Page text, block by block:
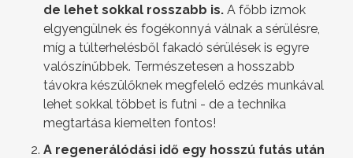
de lehet sokkal rosszabb is. A főbb izmok
elgyengülnek és fogékonnyá válnak a sérülésre,
míg a túlterhelésből fakadó sérülések is egyre
valószínűbbek. Természetesen a hosszabb
távokra készülőknek megfelelő edzés munkával
lehet sokkal többet is futni - de a technika
megtartása kiemelten fontos!
A regenerálódási idő egy hosszú futás után